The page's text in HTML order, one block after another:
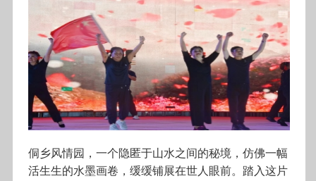
侗乡风情园，一个隐匿于山水之间的秘境，仿佛一幅
活生生的水墨画卷，缓缓铺展在世人眼前。踏入这片